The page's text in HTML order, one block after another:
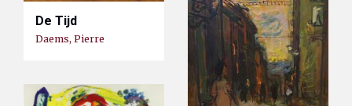
De Tijd
Daems, Pierre